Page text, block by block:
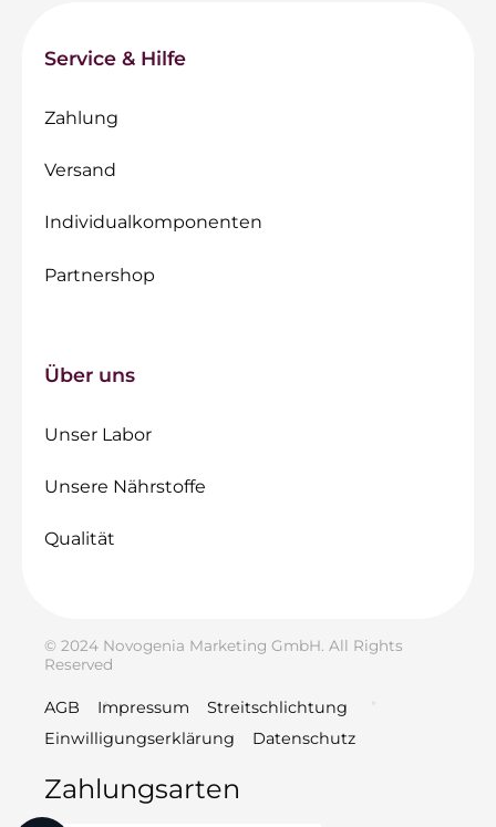
Service & Hilfe
Zahlung
Versand
Individualkomponenten
Partnershop
Über uns
Unser Labor
Unsere Nährstoffe
Qualität
© 2024 Novogenia Marketing GmbH. All Rights
Reserved
AGB Impressum
Streitschlichtung
Einwilligungserklärung
Datenschutz
Zahlungsarten